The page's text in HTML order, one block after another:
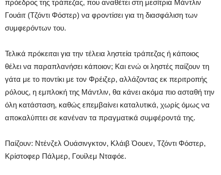
πρόεδρος της τράπεζας, που αναθέτει στη μεσίτρια Μάντλιν
Γουάιτ (Τζόντι Φόστερ) να φροντίσει για τη διασφάλιση των
συμφερόντων του.
Τελικά πρόκειται για την τέλεια ληστεία τράπεζας ή κάποιος
θέλει να παραπλανήσει κάποιον; Και ενώ οι ληστές παίζουν τη
γάτα με το ποντίκι με τον Φρέιζερ, αλλάζοντας εκ περιτροπής
ρόλους, η εμπλοκή της Μάντλιν, θα κάνει ακόμα πιο ασταθή την
όλη κατάσταση, καθώς επεμβαίνει καταλυτικά, χωρίς όμως να
αποκαλύπτει σε κανέναν τα πραγματικά συμφέροντά της.
Παίζουν: Ντένζελ Ουάσινγκτον, Κλάιβ Όουεν, Τζόντι Φόστερ,
Κρίστοφερ Πάλμερ, Γουίλεμ Νταφόε.